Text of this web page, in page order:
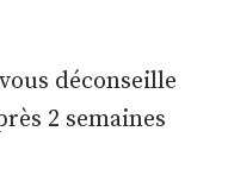
déconseille
2 semaines